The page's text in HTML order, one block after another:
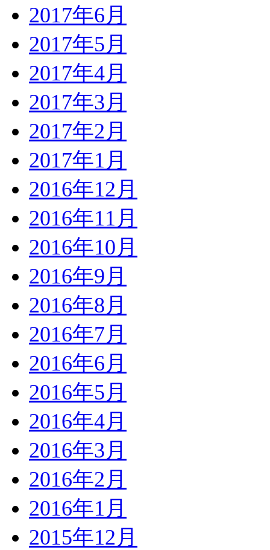
2017年6月
2017年5月
2017年4月
2017年3月
2017年2月
2017年1月
2016年12月
2016年11月
2016年10月
2016年9月
2016年8月
2016年7月
2016年6月
2016年5月
2016年4月
2016年3月
2016年2月
2016年1月
2015年12月